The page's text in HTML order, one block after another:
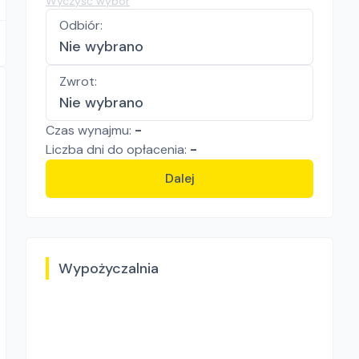
Odbiór:
Nie wybrano
Zwrot:
Nie wybrano
Czas wynajmu: -
Liczba dni do opłacenia: -
Dalej
Wypożyczalnia